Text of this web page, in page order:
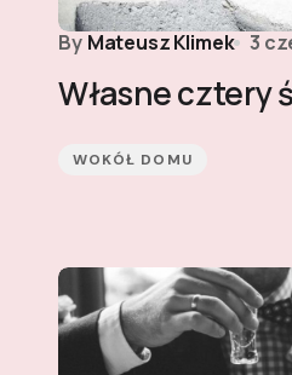
By Mateusz Klimek 3
Własne cztery
WOKÓŁ DOMU